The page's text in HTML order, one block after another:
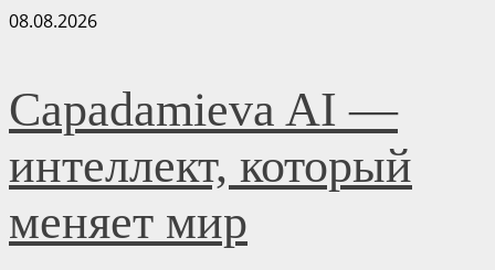
Перейти
08.08.2026
Capadamieva AI —
интеллект, который
меняет мир